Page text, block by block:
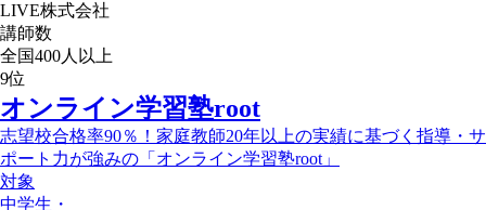
LIVE株式会社
講師数
全国400人以上
9位
オンライン学習塾root
志望校合格率90％！家庭教師20年以上の実績に基づく指導・サ
ポート力が強みの「オンライン学習塾root」
対象
中学生 ・